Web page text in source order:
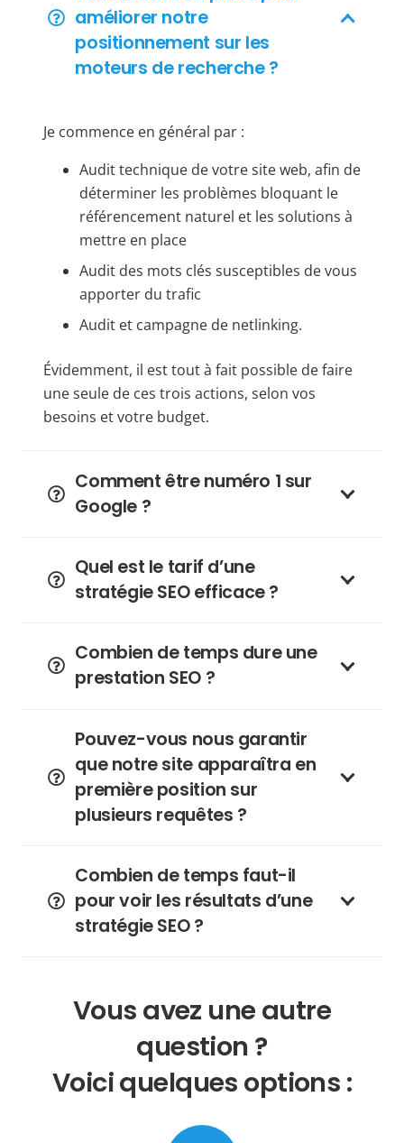
améliorer notre
positionnement sur les
moteurs de recherche ?
Je commence en général par :
Audit technique de votre site web, afin de
déterminer les problèmes bloquant le
référencement naturel et les solutions à
mettre en place
Audit des mots clés susceptibles de vous
apporter du trafic
Audit et campagne de netlinking.
Évidemment, il est tout à fait possible de faire
une seule de ces trois actions, selon vos
besoins et votre budget.
Comment être numéro 1 sur
Google ?
Quel est le tarif d’une
stratégie SEO efficace ?
Combien de temps dure une
prestation SEO ?
Pouvez-vous nous garantir
que notre site apparaîtra en
première position sur
plusieurs requêtes ?
Combien de temps faut-il
pour voir les résultats d’une
stratégie SEO ?
Vous avez une autre
question ?
Voici quelques options :